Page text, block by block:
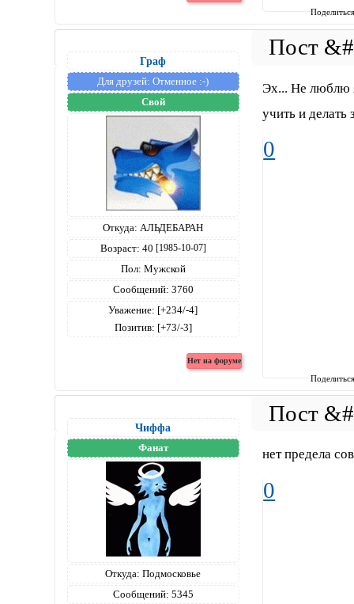
Граф
Для друзей: Отменное :-)
Свой
Откуда: АЛЬДЕБАРАН
Возраст: 40 [1985-10-07]
Пол: Мужской
Сообщений: 3760
Уважение: [+234/-4]
Позитив: [+73/-3]
Эх... Не люблю
учить и делать
0
Чиффа
Фанат
Откуда: Подмосковье
Сообщений: 5345
нет предела
0